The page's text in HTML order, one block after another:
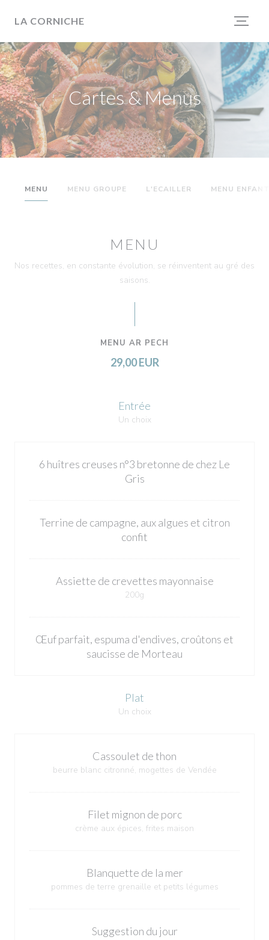
LA CORNICHE
Cartes & Menus
MENU MENU GROUPE L'ECAILLER MENU ENFANT
MENU
Nos recettes, en constante évolution, se réinventent au gré des
saisons.
MENU AR PECH
29,00 EUR
Entrée
Un choix
6 huîtres creuses n°3 bretonne de chez Le
Gris
Terrine de campagne, aux algues et citron
confit
Assiette de crevettes mayonnaise
200g
Œuf parfait, espuma d'endives, croûtons et
saucisse de Morteau
Plat
Un choix
Cassoulet de thon
beurre blanc citronné, mogettes de Vendée
Filet mignon de porc
crème aux épices, frites maison
Blanquette de la mer
pommes de terre grenaille et petits légumes
Suggestion du jour